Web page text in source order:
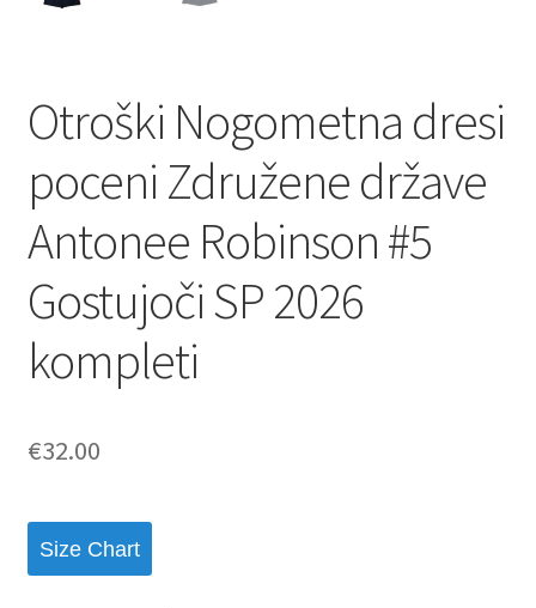
Otroški Nogometna dresi
poceni Združene države
Antonee Robinson #5
Gostujoči SP 2026
kompleti
€32.00
Size Chart